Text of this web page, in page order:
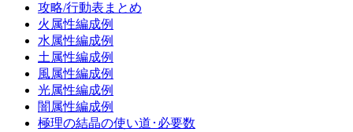
攻略/行動表まとめ
火属性編成例
水属性編成例
土属性編成例
風属性編成例
光属性編成例
闇属性編成例
極理の結晶の使い道･必要数